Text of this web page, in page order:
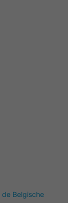
Belgische